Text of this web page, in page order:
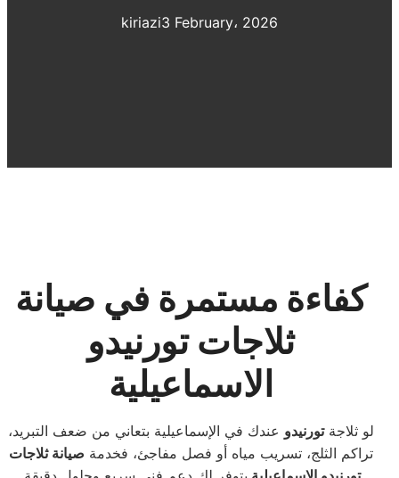
kiriazi3 February، 2026
كفاءة مستمرة في صيانة
ثلاجات تورنيدو
الاسماعيلية
لو ثلاجةتورنيدو عندك في الإسماعيلية بتعاني من ضعف التبريد،
تراكم الثلج، تسريب مياه أو فصل مفاجئ، فخدمة صيانة ثلاجات